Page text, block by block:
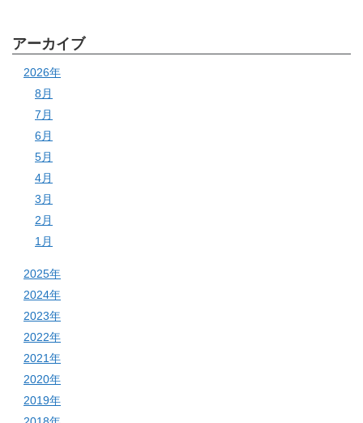
アーカイブ
2026年
8月
7月
6月
5月
4月
3月
2月
1月
2025年
2024年
2023年
2022年
2021年
2020年
2019年